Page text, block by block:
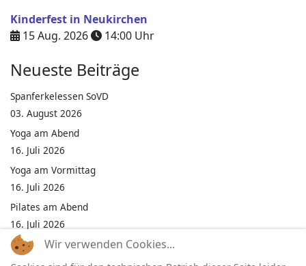
Kinderfest in Neukirchen
15 Aug. 2026
14:00 Uhr
Neueste Beiträge
Spanferkelessen SoVD
03. August 2026
Yoga am Abend
16. Juli 2026
Yoga am Vormittag
16. Juli 2026
Pilates am Abend
16. Juli 2026
Jumping Fitness Intervall
16. Juli 2026
Wir verwenden Cookies...